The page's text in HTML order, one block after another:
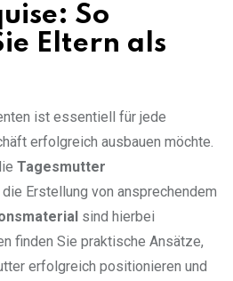
So
Eltern als
ist essentiell für jede
erfolgreich ausbauen möchte.
Tagesmutter
die Erstellung von ansprechendem
sind hierbei
finden Sie praktische Ansätze,
erfolgreich positionieren und